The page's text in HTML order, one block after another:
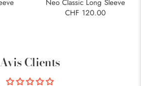
Neo Classic Long Sleeve
CHF 120.00
Avis Clients